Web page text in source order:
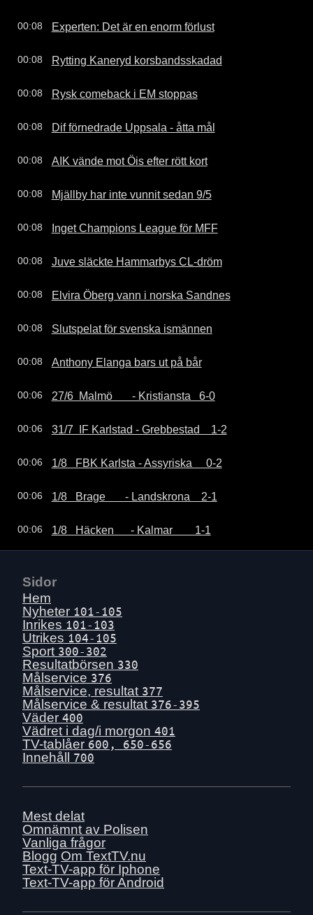
00:08 Experten: Det är en enorm förlust
00:08 Rytting Kaneryd korsbandsskadad
00:08 Rysk comeback i EM stoppas
00:08 Dif förnedrade Uppsala - åtta mål
00:08 AIK vände mot Öis efter rött kort
00:08 Mjällby har inte vunnit sedan 9/5
00:08 Inget Champions League för MFF
00:08 Juve släckte Hammarbys CL-dröm
00:08 Elvira Öberg vann i norska Sandnes
00:08 Slutspelat för svenska ismännen
00:08 Anthony Elanga bars ut på bår
00:06 27/6  Malmö       - Kristiansta   6-0
00:06 31/7  IF Karlstad - Grebbestad    1-2
00:06 1/8   FBK Karlsta - Assyriska     0-2
00:06 1/8   Brage       - Landskrona    2-1
00:06 1/8   Häcken      - Kalmar        1-1
Sidor
Hem
Nyheter 101-105
Inrikes 101-103
Utrikes 104-105
Sport 300-302
Resultatbörsen 330
Målservice 376
Målservice, resultat 377
Målservice & resultat 376-395
Väder 400
Vädret i dag/i morgon 401
TV-tablåer 600, 650-656
Innehåll 700
Mest delat
Omnämnt av Polisen
Vanliga frågor
Blogg Om TextTV.nu
Text-TV-app för Iphone
Text-TV-app för Android